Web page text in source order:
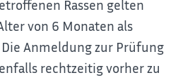
Rassen gelten
von 6 Monaten als
Anmeldung zur Prüfung
rechtzeitig vorher zu